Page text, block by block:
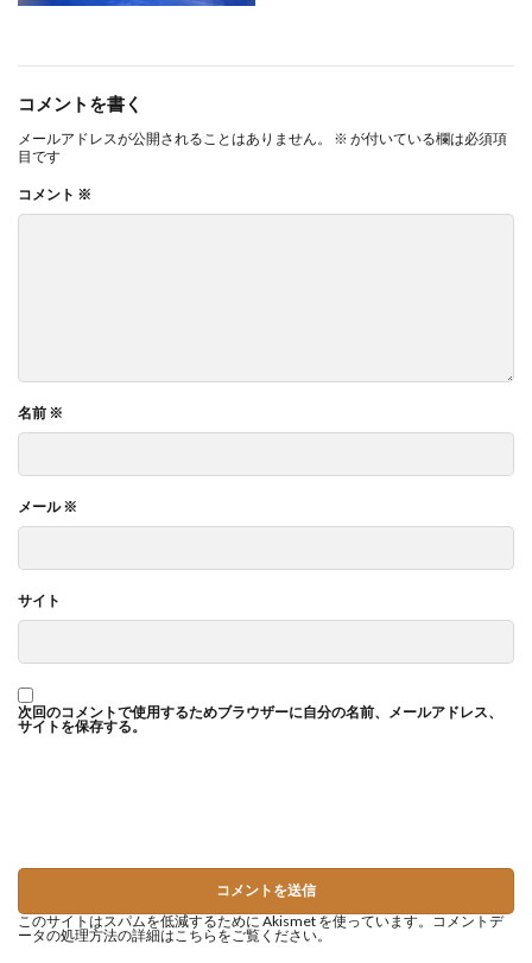
コメントを書く
メールアドレスが公開されることはありません。 ※ が付いている欄は必須項
目です
コメント ※
名前 ※
メール※
サイト
次回のコメントで使用するためブラウザーに自分の名前、メールアドレス、
サイトを保存する。
このサイトはスパムを低減するために Akismet を使っています。 コメントデ
ータの処理方法の詳細はこちらをご覧ください。